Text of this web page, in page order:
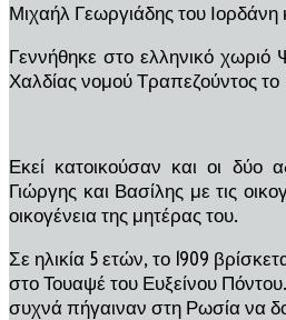
Μιχαήλ Γεωργιάδης του
Γεννήθηκε στο ελληνικό
Χαλδίας νομού Τραπεζούντος το
Εκεί κατοικούσαν και οι δύο
Γιώργης και Βασίλης με τις
οικογένεια της μητέρας του.
Σε ηλικία 5 ετών, το 1909
στο Τουαψέ του Ευξείνου
συχνά πήγαιναν στη Ρωσία να